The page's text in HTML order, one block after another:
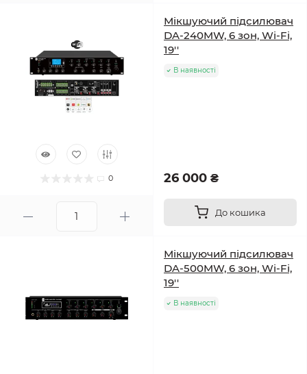
0
Мікшуючий підсилювач
DA-240MW, 6 зон, Wi-Fi,
19''
В наявності
26 000 ₴
До кошика
Мікшуючий підсилювач
DA-500MW, 6 зон, Wi-Fi,
19''
В наявності